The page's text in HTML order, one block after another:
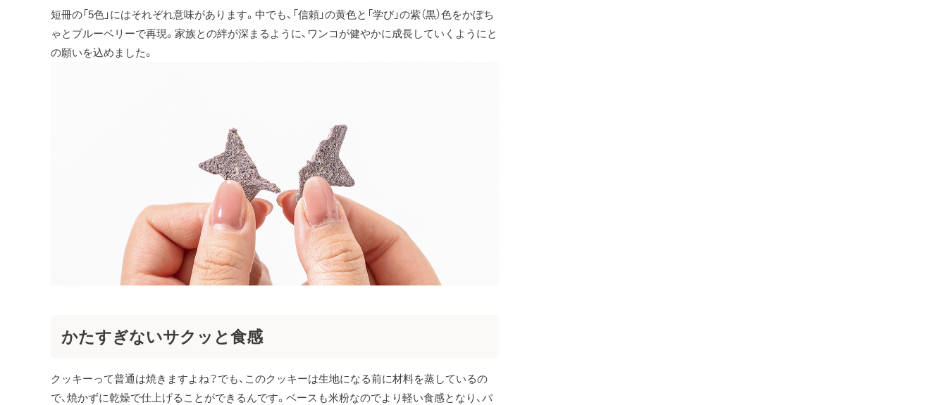
短冊の「5色」にはそれぞれ意味があります。中でも、「信頼」の黄色と「学び」の紫（黒）色をかぼち
ゃとブルーベリーで再現。家族との絆が深まるように、ワンコが健やかに成長していくようにと
の願いを込めました。
かたすぎないサクッと食感
クッキーって普通は焼きますよね？でも、このクッキーは生地になる前に材料を蒸しているの
で、焼かずに乾燥で仕上げることができるんです。ベースも米粉なのでより軽い食感となり、パ